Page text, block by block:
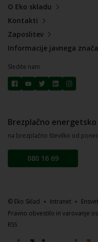
O Eko skladu
Kontakti
Zaposlitev
Informacije javnega
Sledite nam
Brezplačno energetsko
na brezplačno številko od
080 16 69
© Eko Sklad Intranet
Ensvet
Pravno obvestilo in varovanje
RSS